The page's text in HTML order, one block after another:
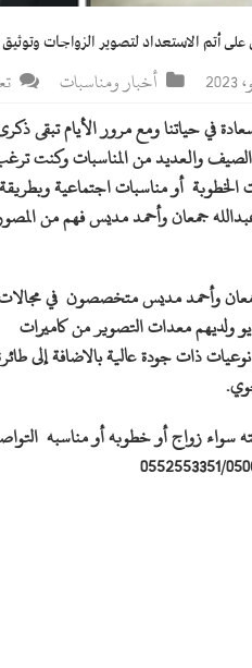
أتم الاستعداد لتصوير الزواجات
أخبار ومناسبات
في حياتنا ومع مرور الأيام تبقى
الصيف والعديد من المناسبات وكنت
أو مناسبات اجتماعية وبطريقة
جمعان وأحمد مديس فهم من
وأحمد مديس متخصصون في
ولديهم معدات التصوير من كاميرات
ذات جودة عالية بالاضافة إلى
سواء زواج أو خطوبه أو مناسبه